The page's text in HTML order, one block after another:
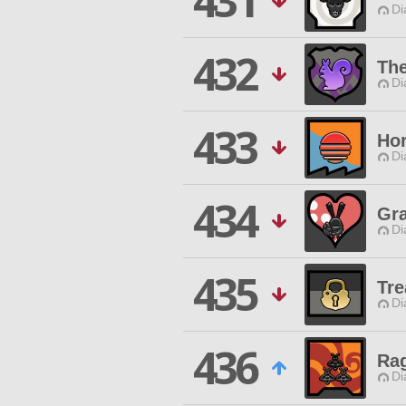
432
433
434
435
436